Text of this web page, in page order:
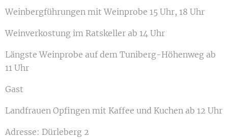
Weinbergführungen mit Weinprobe 15 Uhr, 18 Uhr
Weinverkostung im Ratskeller ab 14 Uhr
Längste Weinprobe auf dem Tuniberg-Höhenweg ab
11 Uhr
Gast
Landfrauen Opfingen mit Kaffee und Kuchen ab 12 Uhr
Adresse: Dürleberg 2